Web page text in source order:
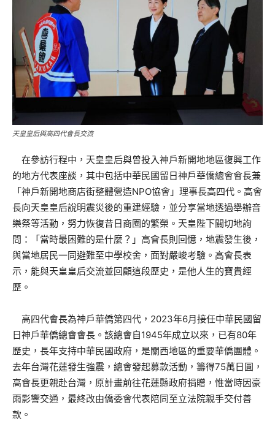
天皇皇后與高四代會長交流
在參訪行程中，天皇皇后與曾投入神戶新開地地區復興工作
的地方代表座談，其中包括中華民國留日神戶華僑總會會長兼
「神戶新開地商店街整體營造NPO協會」理事長高四代。高會
長向天皇皇后說明震災後的重建經驗，並分享當地透過舉辦音
樂祭等活動，努力恢復昔日商圈的繁榮。天皇陛下關切地詢
問：「當時最困難的是什麼？」高會長則回憶，地震發生後，
與當地居民一同避難至中學校舍，面對嚴峻考驗。高會長表
示，能與天皇皇后交流並回顧這段歷史，是他人生的寶貴經
歷。
高四代會長為神戶華僑第四代，2023年6月接任中華民國留
日神戶華僑總會會長。該總會自1945年成立以來，已有80年
歷史，長年支持中華民國政府，是關西地區的重要華僑團體。
去年台灣花蓮發生強震，總會發起募款活動，籌得75萬日圓，
高會長更親赴台灣，原計畫前往花蓮縣政府捐贈，惟當時因豪
雨影響交通，最終改由僑委會代表陪同至立法院親手交付善
款。